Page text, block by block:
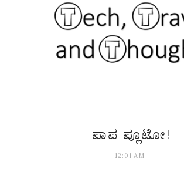
ಪಾಪ ಪ್ಲೂಟೋ!
12:01 AM